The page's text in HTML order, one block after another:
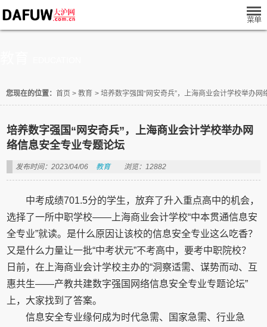
您现在的位置： 首页 > 教育 > 培养数字强国“网安奇兵”，上海商业会计学校举办网
培养数字强国“网安奇兵”，上海商业会计学校举办网
络信息安全专业专题论坛
发布时间：2023/04/06 教育 浏览：12882
中考成绩701.5分的学生，放弃了升入重点高中的机会，
选择了一所中职学校——上海商业会计学校“中本贯通信息安
全专业”就读。是什么原因让该校的信息安全专业这么吃香？
又是什么力量让一批“中考状元”不考高中，要考中职院校？
日前，在上海商业会计学校主办的“洞察适需、谋势而动、互
惠共生——产教共建数字强国网络信息安全专业专题论坛”
上，大家找到了答案。
信息安全专业缘何成为时代急需、国家急需、行业急